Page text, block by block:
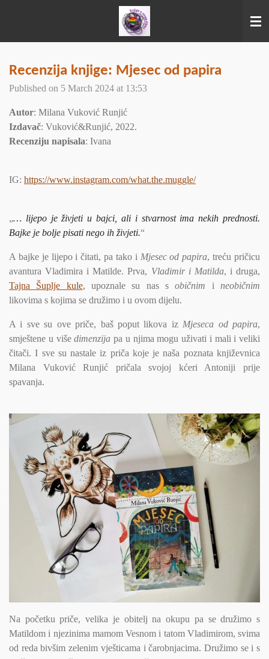
main
Recenzija knjige: Mjesec od papira
Published on 5 March 2024 at 13:53
Autor: Milana Vuković Runjić
Izdavač: Vuković&Runjić, 2022.
Recenziju napisala: Ivana
IG: https://www.instagram.com/what.the.muggle/
„… lijepo je živjeti u bajci, ali i stvarnost ima nekih prednosti.
Bajke je bolje pisati nego ih živjeti.“
A bajke je lijepo i čitati, pa tako i Mjesec od papira, treću pričicu
avantura Vladimira i Matilde. Prva, Vladimir i Matilda, i druga,
Tajna Šuplje kule, upoznale su nas sobičnim ineobičnim
likovima s kojima se družimo i u ovom dijelu.
A i sve su ove priče, baš poput likova izMjeseca od papira,
smještene u višedimenzija pa u njima mogu uživati i mali i veliki
čitači. I sve su nastale iz priča koje je naša poznata književnica
Milana Vuković Runjić pričala svojoj kćeri Antoniji prije
spavanja.
Na početku priče, velika je obitelj na okupu pa se družimo s
Matildom i njezinima mamom Vesnom i tatom Vladimirom, svima
od reda bivšim zelenim vješticama i čarobnjacima. Družimo se i s